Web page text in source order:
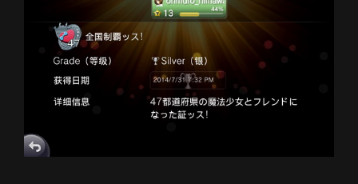
NOVA[PSVITA]